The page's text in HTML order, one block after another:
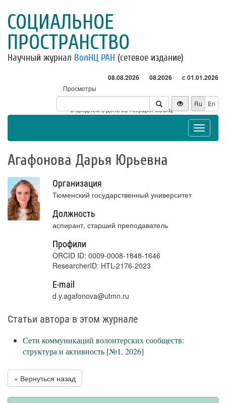
СОЦИАЛЬНОЕ
ПРОСТРАНСТВО
Научный журнал ВолНЦ РАН (сетевое издание)
08.08.2026 08.2026 с 01.01.2026
Просмотры
Посетители
* - в среднем в день за текущий месяц
Ru En
Toggle
Агафонова Дарья Юрьевна
Организация
Тюменский государственный университет
Должность
аспирант, старший преподаватель
Профили
ORCID ID: 0009-0008-1848-1646
ResearcherID: HTL-2176-2023
E-mail
d.y.agafonova@utmn.ru
Статьи автора в этом журнале
Сети коммуникаций волонтерских сообществ:
структура и активность [№1, 2026]
« Вернуться назад